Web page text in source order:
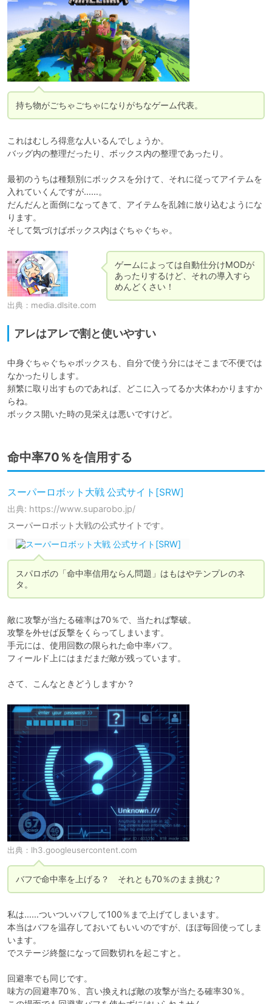
持ち物がごちゃごちゃになりがちなゲーム代表。
これはむしろ得意な人いるんでしょうか。
バッグ内の整理だったり、ボックス内の整理であったり。
最初のうちは種類別にボックスを分けて、それに従ってアイテムを
入れていくんですが……。
だんだんと面倒になってきて、アイテムを乱雑に放り込むようにな
ります。
そして気づけばボックス内はぐちゃぐちゃ。
出典： media.dlsite.com
ゲームによっては自動仕分けMODが
あったりするけど、それの導入すら
めんどくさい！
アレはアレで割と使いやすい
中身ぐちゃぐちゃボックスも、自分で使う分にはそこまで不便では
なかったりします。
頻繁に取り出すものであれば、どこに入ってるか大体わかりますか
らね。
ボックス開いた時の見栄えは悪いですけど。
命中率70％を信用する
スーパーロボット大戦 公式サイト[SRW]
出典: https://www.suparobo.jp/
スーパーロボット大戦の公式サイトです。
スパロボの「命中率信用ならん問題」はもはやテンプレのネ
タ。
敵に攻撃が当たる確率は70％で、当たれば撃破。
攻撃を外せば反撃をくらってしまいます。
手元には、使用回数の限られた命中率バフ。
フィールド上にはまだまだ敵が残っています。
さて、こんなときどうしますか？
出典： lh3.googleusercontent.com
バフで命中率を上げる？　それとも70％のまま挑む？
私は……ついついバフして100％まで上げてしまいます。
本当はバフを温存しておいてもいいのですが、ほぼ毎回使ってしま
います。
でステージ終盤になって回数切れを起こすと。
回避率でも同じです。
味方の回避率70％、言い換えれば敵の攻撃が当たる確率30％。